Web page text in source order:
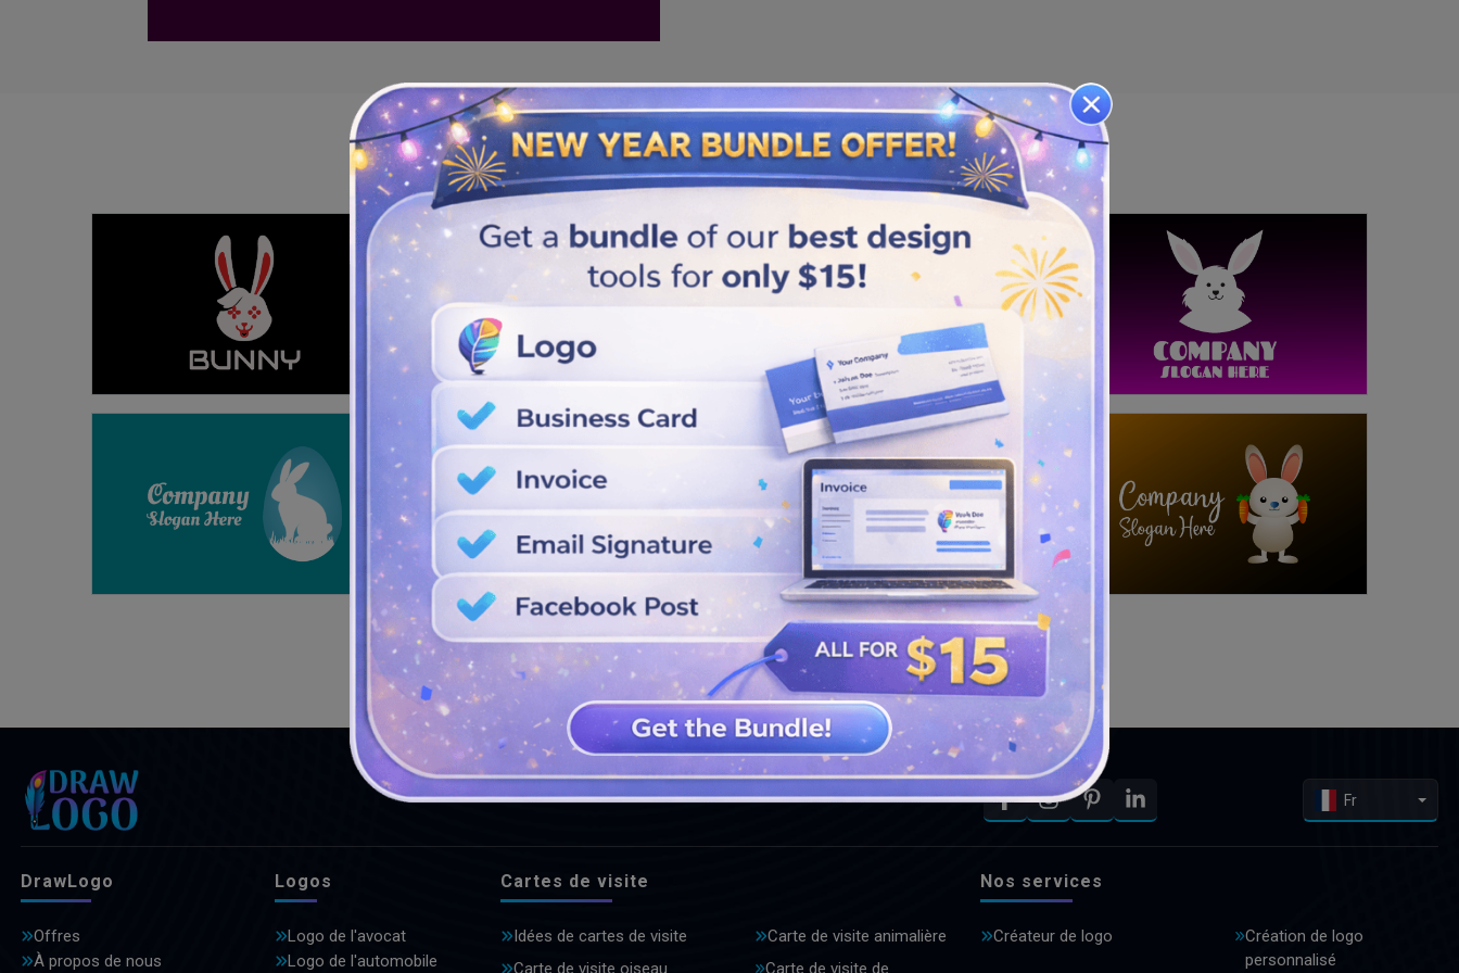
Similar logos
VOIR PLUS DE CONCEPTIONS
Fr
DrawLogo
Offres
À propos de nous
Logos
Logo de l'avocat
Logo de l'automobile
Cartes de visite
Idées de cartes de visite
Carte de visite animalière
Carte de visite oiseau
Carte de visite de
Nos services
Créateur de logo
Création de logo
personnalisé